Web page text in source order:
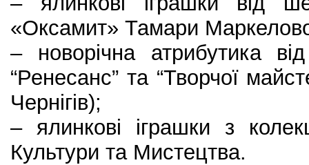
«Оксамит» Тамари
– новорічна атрибутика
“Ренесанс” та “Творчої
Чернігів);
– ялинкові іграшки з
Культури та Мистецтва.